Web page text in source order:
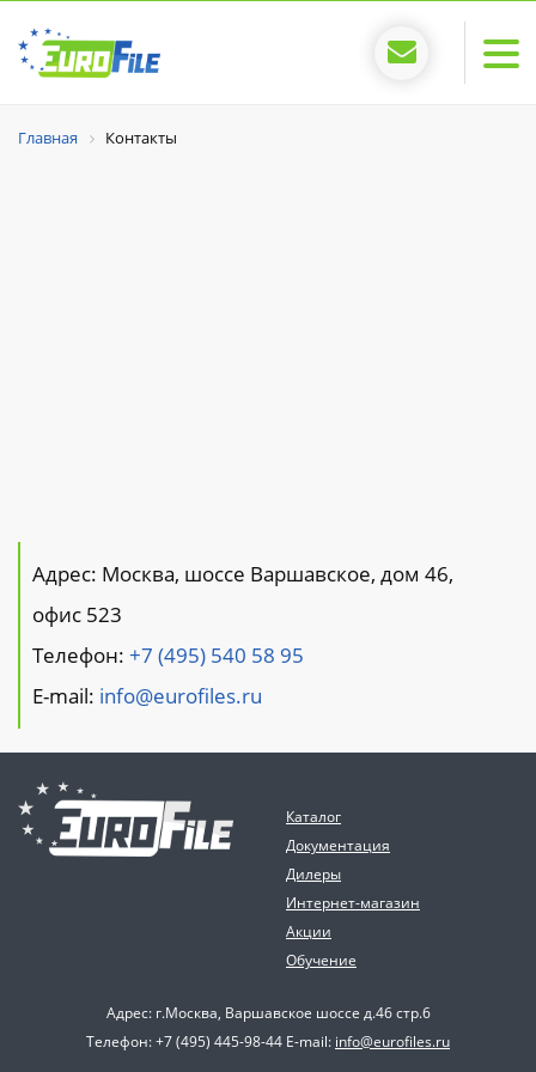
Главная Контакты
Адрес: Москва, шоссе Варшавское, дом 46,
офис 523
Телефон: +7 (495) 540 58 95
E-mail: info@eurofiles.ru
Каталог
Документация
Дилеры
Интернет-магазин
Акции
Обучение
Адрес: г.Москва, Варшавское шоссе д.46 стр.6
Телефон: +7 (495) 445-98-44 E-mail: info@eurofiles.ru